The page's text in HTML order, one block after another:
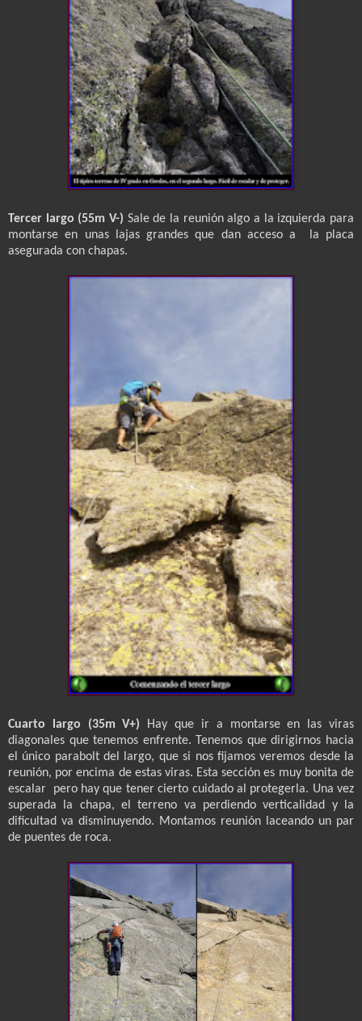
Tercer largo (55m V-) Sale de la reunión algo a la izquierda para
montarse en unas lajas grandes que dan acceso a la placa
asegurada con chapas.
Cuarto largo (35m V+)
Hay que ir a montarse en las viras
diagonales que tenemos enfrente. Tenemos que dirigirnos hacia
el único parabolt del largo, que si nos fijamos veremos desde la
reunión, por encima de estas viras. Esta sección es muy bonita de
escalar pero hay que tener cierto cuidado al protegerla. Una vez
superada la chapa, el terreno va perdiendo verticalidad y la
dificultad va disminuyendo. Montamos reunión laceando un par
de puentes de roca.